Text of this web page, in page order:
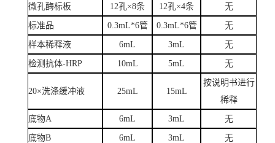
微孔酶标板 12孔×8条 12孔×4条 无
标准品 0.3mL*6管 0.3mL*6管 无
样本稀释液 6mL 3mL 无
检测抗体-HRP 10mL 5mL 无
20×洗涤缓冲液 25mL 15mL
按说明书进行
稀释
底物A 6mL 3mL 无
底物B 6mL 3mL 无